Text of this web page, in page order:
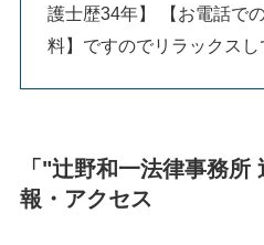
護士歴34年】 【お電話で
料】ですのでリラックスし
「"辻野和一法律事務
報・アクセス